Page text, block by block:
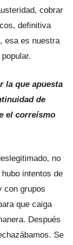
cobrar
definitiva
esa es nuestra
la que apuesta
de
el correísmo
no
intentos de
con grupos
que caiga
Después
Se